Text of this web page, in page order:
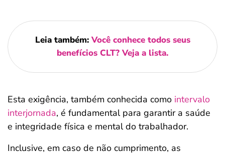
Leia também: Você conhece todos seus
benefícios CLT? Veja a lista.
Esta exigência, também conhecida como intervalo
interjornada, é fundamental para garantir a saúde
e integridade física e mental do trabalhador.
Inclusive, em caso de não cumprimento, as